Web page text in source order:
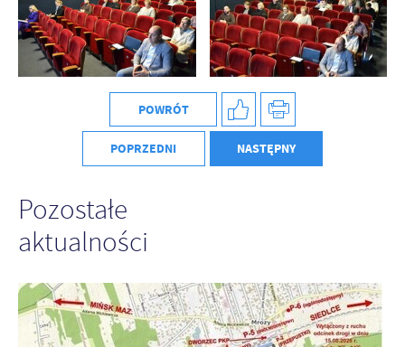
POWRÓT
POPRZEDNI NASTĘPNY
Pozostałe
aktualności